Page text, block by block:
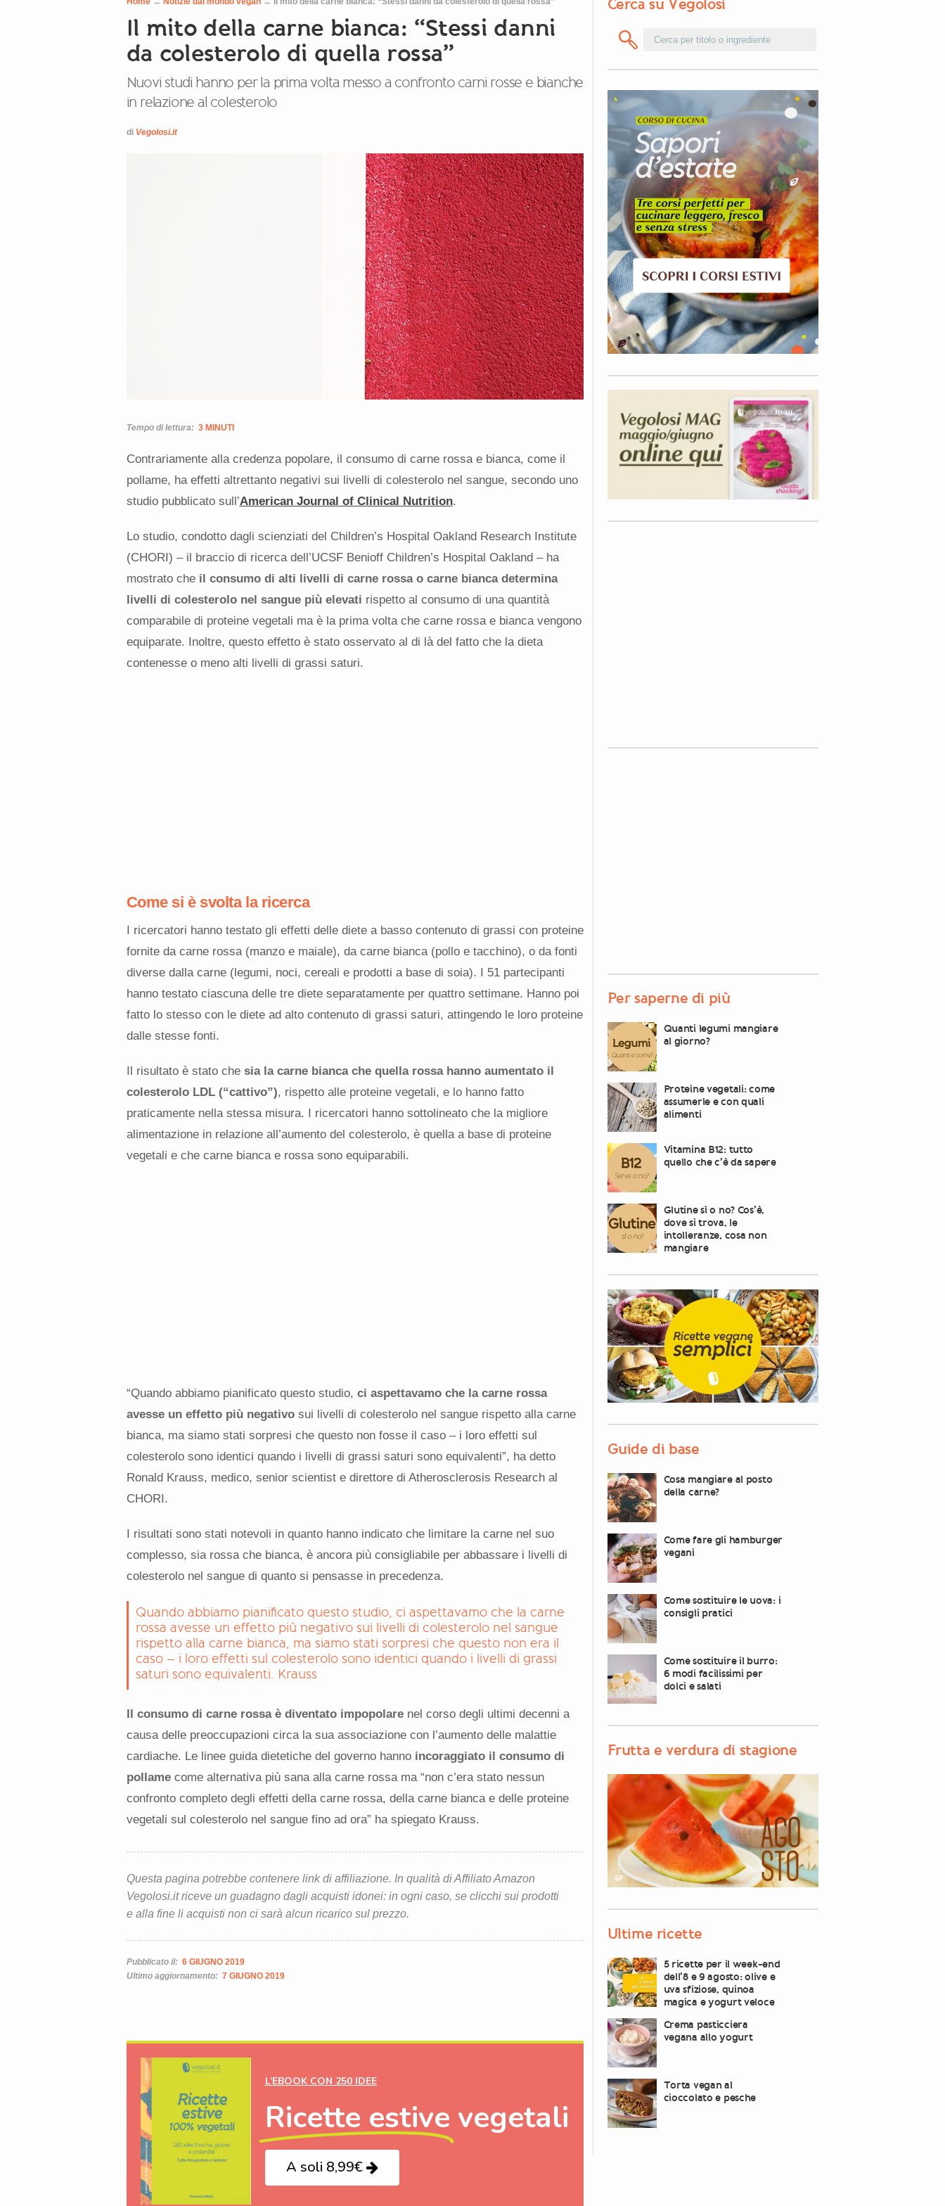
Il mito della carne bianca: “Stessi danni
da colesterolo di quella rossa”
Nuovi studi hanno per la prima volta messo a confronto carni rosse e bianche
in relazione al colesterolo
di Vegolosi.it
Tempo di lettura: 3 MINUTI
Contrariamente alla credenza popolare, il consumo di carne rossa e bianca, come il
pollame, ha effetti altrettanto negativi sui livelli di colesterolo nel sangue, secondo uno
studio pubblicato sull’American Journal of Clinical Nutrition.
Lo studio, condotto dagli scienziati del Children’s Hospital Oakland Research Institute
(CHORI) – il braccio di ricerca dell’UCSF Benioff Children’s Hospital Oakland – ha
mostrato che il consumo di alti livelli di carne rossa o carne bianca determina
livelli di colesterolo nel sangue più elevati rispetto al consumo di una quantità
comparabile di proteine vegetali ma è la prima volta che carne rossa e bianca vengono
equiparate. Inoltre, questo effetto è stato osservato al di là del fatto che la dieta
contenesse o meno alti livelli di grassi saturi.
Come si è svolta la ricerca
I ricercatori hanno testato gli effetti delle diete a basso contenuto di grassi con proteine
fornite da carne rossa (manzo e maiale), da carne bianca (pollo e tacchino), o da fonti
diverse dalla carne (legumi, noci, cereali e prodotti a base di soia). I 51 partecipanti
hanno testato ciascuna delle tre diete separatamente per quattro settimane. Hanno poi
fatto lo stesso con le diete ad alto contenuto di grassi saturi, attingendo le loro proteine
dalle stesse fonti.
Il risultato è stato che sia la carne bianca che quella rossa hanno aumentato il
colesterolo LDL (“cattivo”), rispetto alle proteine vegetali, e lo hanno fatto
praticamente nella stessa misura. I ricercatori hanno sottolineato che la migliore
alimentazione in relazione all’aumento del colesterolo, è quella a base di proteine
vegetali e che carne bianca e rossa sono equiparabili.
“Quando abbiamo pianificato questo studio, ci aspettavamo che la carne rossa
avesse un effetto più negativosui livelli di colesterolo nel sangue rispetto alla carne
bianca, ma siamo stati sorpresi che questo non fosse il caso – i loro effetti sul
colesterolo sono identici quando i livelli di grassi saturi sono equivalenti”, ha detto
Ronald Krauss, medico, senior scientist e direttore di Atherosclerosis Research al
CHORI.
I risultati sono stati notevoli in quanto hanno indicato che limitare la carne nel suo
complesso, sia rossa che bianca, è ancora più consigliabile per abbassare i livelli di
colesterolo nel sangue di quanto si pensasse in precedenza.
Quando abbiamo pianificato questo studio, ci aspettavamo che la carne
rossa avesse un effetto più negativo sui livelli di colesterolo nel sangue
rispetto alla carne bianca, ma siamo stati sorpresi che questo non era il
caso – i loro effetti sul colesterolo sono identici quando i livelli di grassi
saturi sono equivalenti. Krauss
Il consumo di carne rossa è diventato impopolarenel corso degli ultimi decenni a
causa delle preoccupazioni circa la sua associazione con l’aumento delle malattie
cardiache. Le linee guida dietetiche del governo hanno incoraggiato il consumo di
pollamecome alternativa più sana alla carne rossa ma “non c’era stato nessun
confronto completo degli effetti della carne rossa, della carne bianca e delle proteine
vegetali sul colesterolo nel sangue fino ad ora” ha spiegato Krauss.
Questa pagina potrebbe contenere link di affiliazione. In qualità di Affiliato Amazon
Vegolosi.it riceve un guadagno dagli acquisti idonei: in ogni caso, se clicchi sui prodotti
e alla fine li acquisti non ci sarà alcun ricarico sul prezzo.
Pubblicato il: 6 GIUGNO 2019
Ultimo aggiornamento: 7 GIUGNO 2019
L’EBOOK CON 250 IDEE
Ricette estive vegetali
A soli 8,99€
Cerca su Vegolosi
Per saperne di più
Quanti legumi mangiare
al giorno?
Proteine vegetali: come
assumerle e con quali
alimenti
Vitamina B12: tutto
quello che c’è da sapere
Glutine sì o no? Cos’è,
dove si trova, le
intolleranze, cosa non
mangiare
Guide di base
Cosa mangiare al posto
della carne?
Come fare gli hamburger
vegani
Come sostituire le uova: i
consigli pratici
Come sostituire il burro:
6 modi facilissimi per
dolci e salati
Frutta e verdura di stagione
Ultime ricette
5 ricette per il week-end
dell’8 e 9 agosto: olive e
uva sfiziose, quinoa
magica e yogurt veloce
Crema pasticciera
vegana allo yogurt
Torta vegan al
cioccolato e pesche